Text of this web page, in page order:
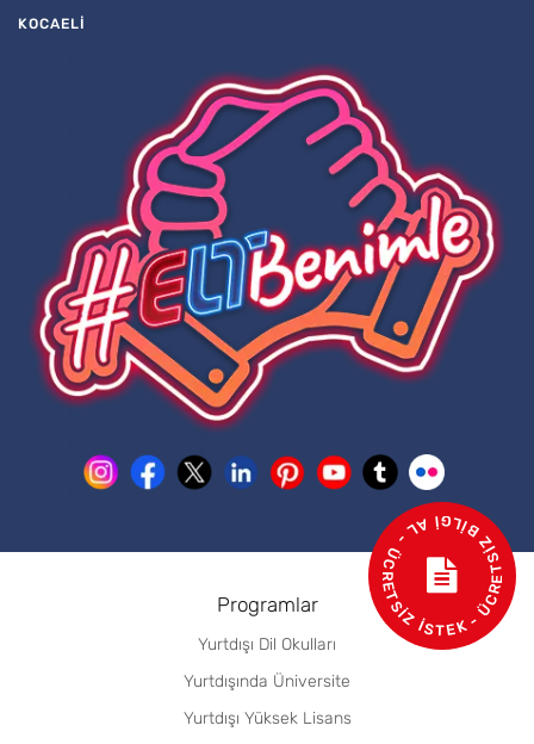
KOCAELİ
Programlar
Yurtdışı Dil Okulları
Yurtdışında Üniversite
Yurtdışı Yüksek Lisans
- ÜCRETSİZ BİLGİ AL - ÜCRETSİZ İSTEK